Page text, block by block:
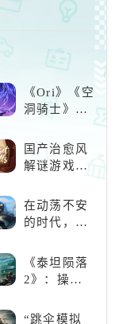
《Ori》《空
洞骑士》
胞》横向对
比，不知道
国产治愈风
解谜游戏
丘》
在动荡不安
的时代，踏
《泰坦陨落
2》：操控
未来战场；
“跳伞模拟